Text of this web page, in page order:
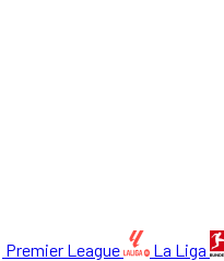
Premier League La Liga